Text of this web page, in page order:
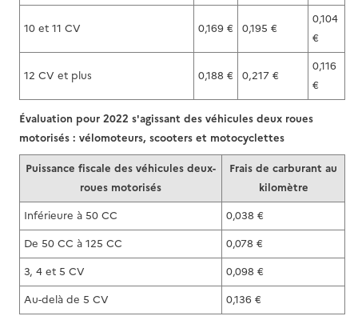
10 et 11 CV 0,169 € 0,195 €
0,104
€
12 CV et plus 0,188 € 0,217 €
0,116
€
Puissance fiscale des véhicules deux-
roues motorisés
Frais de carburant au
kilomètre
Inférieure à 50 CC
0,038 €
De 50 CC à 125 CC
0,078 €
3, 4 et 5 CV
0,098 €
Au-delà de 5 CV
0,136 €
Évaluation pour 2022 s'agissant des véhicules deux roues
motorisés : vélomoteurs, scooters et motocyclettes